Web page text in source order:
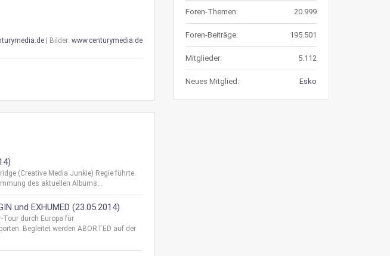
| Bilder: www.centurymedia.de
(Creative Media Junkie) Regie führte.
des aktuellen Albums...
und EXHUMED (23.05.2014)
Tour durch Europa für
Begleitet werden ABORTED auf der
Foren-Themen: 20.999
Foren-Beiträge: 195.501
Mitglieder: 5.112
Neues Mitglied: Esko